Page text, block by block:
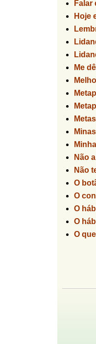
Falar
Hoje
Me
Não
Não
O
O
O
O
O
g